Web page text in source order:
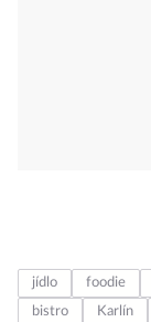
jídlo foodie
bistro
Karlín